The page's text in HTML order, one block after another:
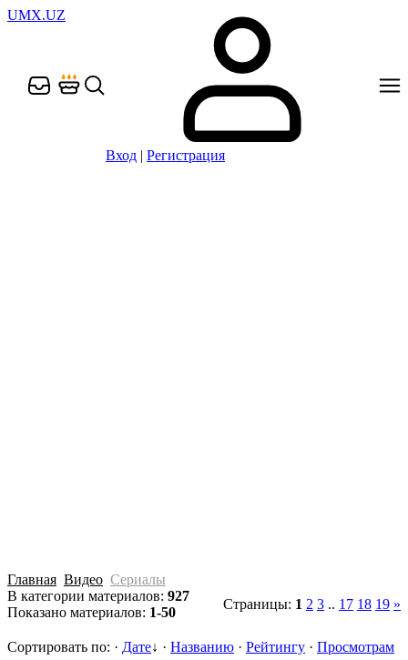
UMX.UZ
Вход | Регистрация
Главная Видео Сериалы
В категории материалов: 927
Показано материалов: 1-50
Страницы: 1 2 3 .. 17 18 19 »
Сортировать по: · Дате↓ · Названию · Рейтингу · Просмотрам